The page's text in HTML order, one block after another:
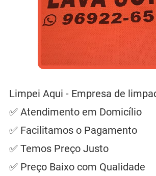
Limpei Aqui - Empresa de
✅ Atendimento em Domicílio
✅ Facilitamos o Pagamento
✅ Temos Preço Justo
✅ Preço Baixo com Qualidade